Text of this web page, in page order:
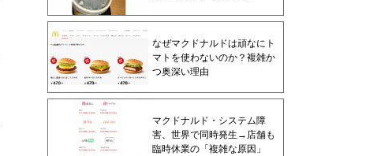
なぜマクドナルドは頑なにト
マトを使わないのか？複雑か
つ奥深い理由
マクドナルド・システム障
害、世界で同時発生→店舗も
臨時休業の「複雑な原因」